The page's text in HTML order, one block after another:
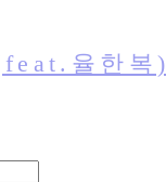
율한복)